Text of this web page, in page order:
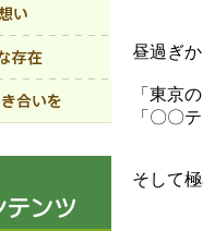
昼過ぎ
「東京
「〇〇
そして